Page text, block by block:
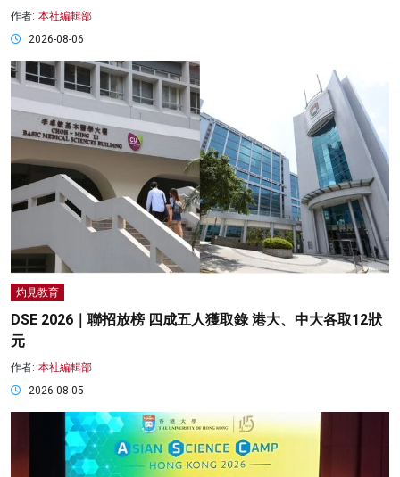
作者: 本社編輯部
2026-08-06
灼見教育
DSE 2026｜聯招放榜 四成五人獲取錄 港大、中大各取12狀
元
作者: 本社編輯部
2026-08-05